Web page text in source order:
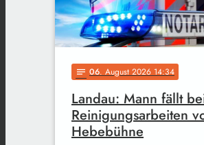
notes 06. August 2026 14:34
Landau: Mann fällt
Reinigungsarbeiten
Hebebühne